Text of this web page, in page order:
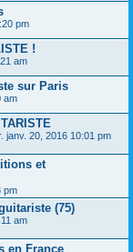
pm
!
am
sur Paris
am
janv. 20, 2016 10:01 pm
et
pm
(75)
am
en France